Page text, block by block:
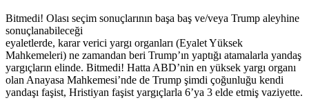
Bitmedi! Olası seçim sonuçlarının başa baş ve/veya Trump aleyhine
sonuçlanabileceği
eyaletlerde, karar verici yargı organları (Eyalet Yüksek
Mahkemeleri) ne zamandan beri Trump’ın yaptığı atamalarla yandaş
yargıçların elinde. Bitmedi! Hatta ABD’nin en yüksek yargı organı
olan Anayasa Mahkemesi’nde de Trump şimdi çoğunluğu kendi
yandaşı faşist, Hristiyan faşist yargıçlarla 6’ya 3 elde etmiş vaziyette.